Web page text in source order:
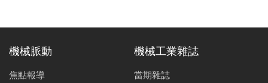
機械脈動
焦點報導
機械工業雜誌
當期雜誌